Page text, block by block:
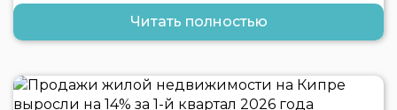
Читать полностью